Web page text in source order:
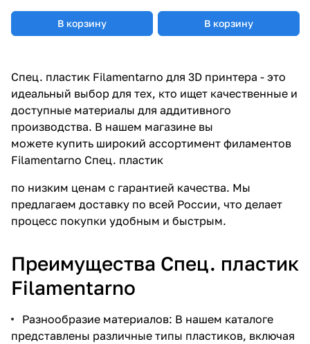
В корзину В корзину
Спец. пластик Filamentarno для 3D принтера - это
идеальный выбор для тех, кто ищет качественные и
доступные материалы для аддитивного
производства. В нашем магазине вы
можете купить широкий ассортимент филаментов
Filamentarno Спец. пластик
по низким ценам с гарантией качества. Мы
предлагаем доставку по всей России, что делает
процесс покупки удобным и быстрым.
Преимущества Спец. пластик
Filamentarno
Разнообразие материалов: В нашем каталоге
представлены различные типы пластиков, включая